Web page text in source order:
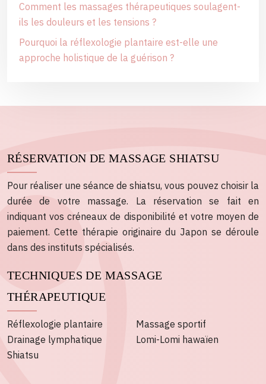
Comment les massages thérapeutiques soulagent-
ils les douleurs et les tensions ?
Pourquoi la réflexologie plantaire est-elle une
approche holistique de la guérison ?
RÉSERVATION DE MASSAGE SHIATSU
Pour réaliser une séance de shiatsu, vous pouvez choisir la
durée de votre massage. La réservation se fait en
indiquant vos créneaux de disponibilité et votre moyen de
paiement. Cette thérapie originaire du Japon se déroule
dans des instituts spécialisés.
TECHNIQUES DE MASSAGE
THÉRAPEUTIQUE
Réflexologie plantaire
Drainage lymphatique
Shiatsu
Massage sportif
Lomi-Lomi hawaïen